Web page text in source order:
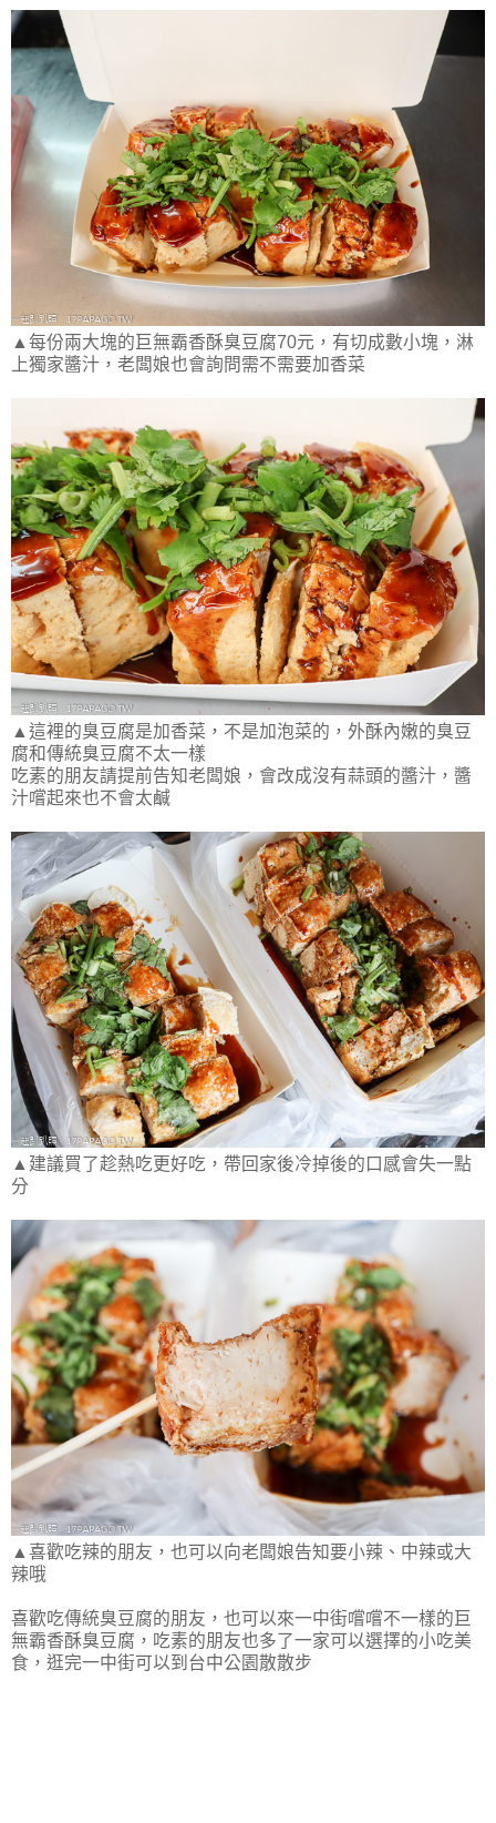
▲每份兩大塊的巨無霸香酥臭豆腐70元，有切成數小塊，淋
上獨家醬汁，老闆娘也會詢問需不需要加香菜
▲這裡的臭豆腐是加香菜，不是加泡菜的，外酥內嫩的臭豆
腐和傳統臭豆腐不太一樣
吃素的朋友請提前告知老闆娘，會改成沒有蒜頭的醬汁，醬
汁嚐起來也不會太鹹
▲建議買了趁熱吃更好吃，帶回家後冷掉後的口感會失一點
分
▲喜歡吃辣的朋友，也可以向老闆娘告知要小辣、中辣或大
辣哦
喜歡吃傳統臭豆腐的朋友，也可以來一中街嚐嚐不一樣的巨
無霸香酥臭豆腐，吃素的朋友也多了一家可以選擇的小吃美
食，逛完一中街可以到台中公園散散步